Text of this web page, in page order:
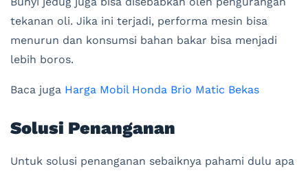
tekanan oli. Jika ini terjadi, performa mesin bisa
menurun dan konsumsi bahan bakar bisa menjadi
lebih boros.
Baca juga Harga Mobil Honda Brio Matic Bekas
Solusi Penanganan
Untuk solusi penanganan sebaiknya pahami dulu apa